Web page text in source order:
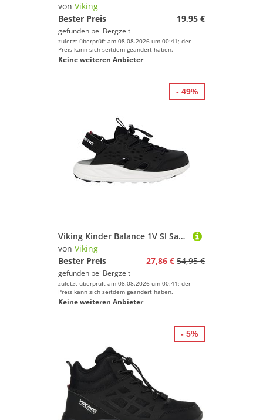
von Viking
Bester Preis
19,95 €
gefunden bei Bergzeit
zuletzt überprüft am 08.08.2026 um 00:41; der
Preis kann sich seitdem geändert haben.
Keine weiteren Anbieter
Viking Kinder Balance 1V Sl Sandale
von Viking
Bester Preis
27,86 € 54,95 €
gefunden bei Bergzeit
zuletzt überprüft am 08.08.2026 um 00:41; der
Preis kann sich seitdem geändert haben.
Keine weiteren Anbieter
- 49%
- 5%